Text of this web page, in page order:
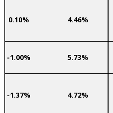
4.46%
0.10%
5.73%
-1.00%
4.72%
-1.37%